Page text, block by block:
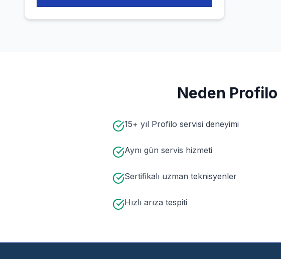
Neden Profilo
15+ yıl Profilo servisi deneyimi
Aynı gün servis hizmeti
Sertifikalı uzman teknisyenler
Hızlı arıza tespiti